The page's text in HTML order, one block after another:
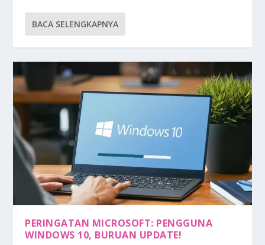
BACA SELENGKAPNYA
PERINGATAN MICROSOFT: PENGGUNA
WINDOWS 10, BURUAN UPDATE!